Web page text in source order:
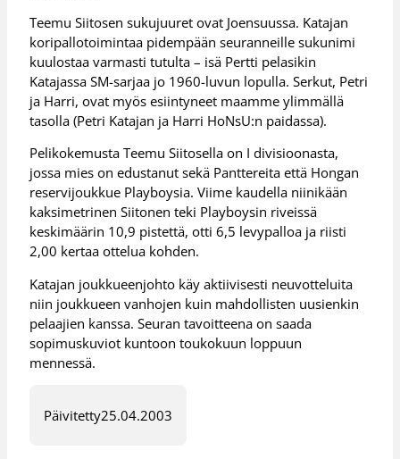
Teemu Siitosen sukujuuret ovat Joensuussa. Katajan
koripallotoimintaa pidempään seuranneille sukunimi
kuulostaa varmasti tutulta – isä Pertti pelasikin
Katajassa SM-sarjaa jo 1960-luvun lopulla. Serkut, Petri
ja Harri, ovat myös esiintyneet maamme ylimmällä
tasolla (Petri Katajan ja Harri HoNsU:n paidassa).
Pelikokemusta Teemu Siitosella on I divisioonasta,
jossa mies on edustanut sekä Panttereita että Hongan
reservijoukkue Playboysia. Viime kaudella niinikään
kaksimetrinen Siitonen teki Playboysin riveissä
keskimäärin 10,9 pistettä, otti 6,5 levypalloa ja riisti
2,00 kertaa ottelua kohden.
Katajan joukkueenjohto käy aktiivisesti neuvotteluita
niin joukkueen vanhojen kuin mahdollisten uusienkin
pelaajien kanssa. Seuran tavoitteena on saada
sopimuskuviot kuntoon toukokuun loppuun
mennessä.
Päivitetty25.04.2003